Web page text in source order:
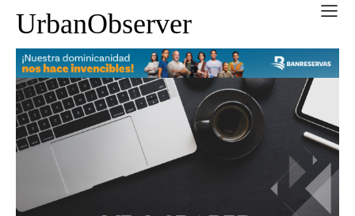
UrbanObserver